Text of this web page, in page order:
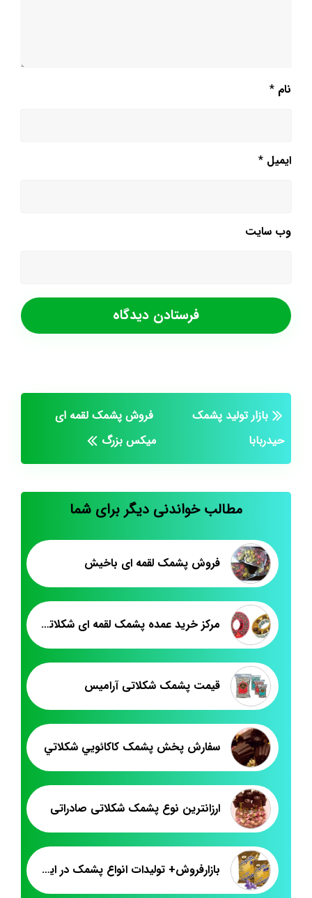
نام *
ایمیل *
وب‌ سایت
بازار تولید پشمک
حیدربابا
فروش پشمک لقمه ای
میکس بزرگ
مطالب خواندنی دیگر برای شما
فروش پشمک لقمه ای باخیش
مرکز خرید عمده پشمک لقمه ای شکلاتی
قیمت پشمک شکلاتی آرامیس
سفارش پخش پشمک کاکائويي شکلاتي
ارزانترین نوع پشمک شکلاتی صادراتی
بازارفروش+ تولیدات انواع پشمک در ایران